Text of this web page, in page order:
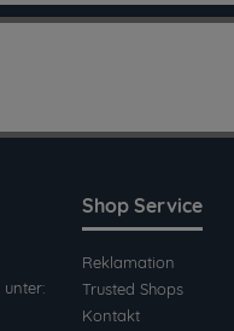
Shop Service
Reklamation
Trusted Shops
Kontakt